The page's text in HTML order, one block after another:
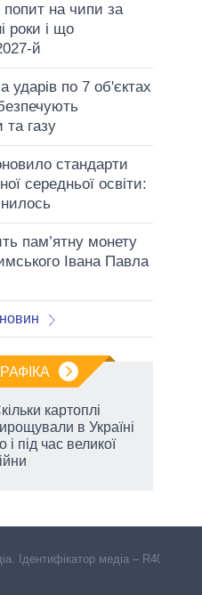
попит на чипи за
роки і що
й
ударів по 7 об'єктах
газу
стандарти
середньої освіти:
пам’ятну монету
Івана Павла
картоплі
в Україні
і під час великої
Ідентифікатор медіа – R40-